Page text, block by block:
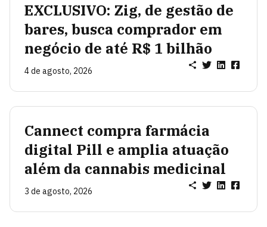
EXCLUSIVO: Zig, de gestão de
bares, busca comprador em
negócio de até R$ 1 bilhão
4 de agosto, 2026
Cannect compra farmácia
digital Pill e amplia atuação
além da cannabis medicinal
3 de agosto, 2026